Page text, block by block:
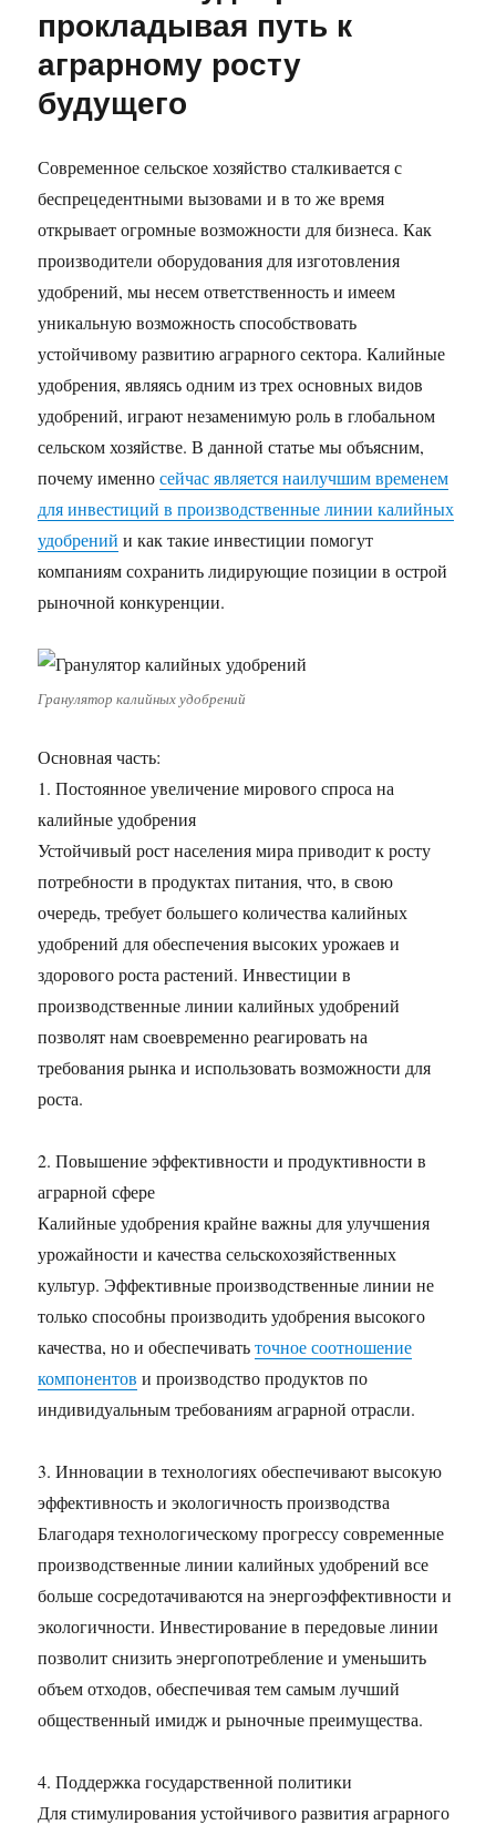
прокладывая путь к
аграрному росту
будущего
Современное сельское хозяйство сталкивается с
беспрецедентными вызовами и в то же время
открывает огромные возможности для бизнеса. Как
производители оборудования для изготовления
удобрений, мы несем ответственность и имеем
уникальную возможность способствовать
устойчивому развитию аграрного сектора. Калийные
удобрения, являясь одним из трех основных видов
удобрений, играют незаменимую роль в глобальном
сельском хозяйстве. В данной статье мы объясним,
почему именносейчас является наилучшим временем
для инвестиций в производственные линии калийных
удобрений и как такие инвестиции помогут
компаниям сохранить лидирующие позиции в острой
рыночной конкуренции.
Гранулятор калийных удобрений
Основная часть:
1. Постоянное увеличение мирового спроса на
калийные удобрения
Устойчивый рост населения мира приводит к росту
потребности в продуктах питания, что, в свою
очередь, требует большего количества калийных
удобрений для обеспечения высоких урожаев и
здорового роста растений. Инвестиции в
производственные линии калийных удобрений
позволят нам своевременно реагировать на
требования рынка и использовать возможности для
роста.
2. Повышение эффективности и продуктивности в
аграрной сфере
Калийные удобрения крайне важны для улучшения
урожайности и качества сельскохозяйственных
культур. Эффективные производственные линии не
только способны производить удобрения высокого
качества, но и обеспечиватьточное соотношение
компонентов и производство продуктов по
индивидуальным требованиям аграрной отрасли.
3. Инновации в технологиях обеспечивают высокую
эффективность и экологичность производства
Благодаря технологическому прогрессу современные
производственные линии калийных удобрений все
больше сосредотачиваются на энергоэффективности и
экологичности. Инвестирование в передовые линии
позволит снизить энергопотребление и уменьшить
объем отходов, обеспечивая тем самым лучший
общественный имидж и рыночные преимущества.
4. Поддержка государственной политики
Для стимулирования устойчивого развития аграрного